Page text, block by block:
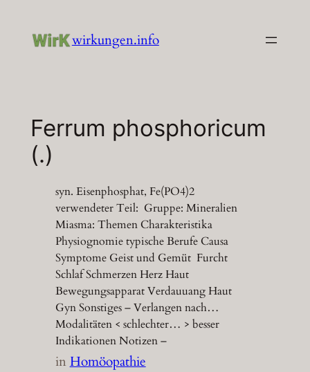
Inhalt
wirkungen.info
Ferrum phosphoricum
(.)
syn. Eisenphosphat, Fe(PO4)2
verwendeter Teil: Gruppe: Mineralien
Miasma: Themen Charakteristika
Physiognomie typische Berufe Causa
Symptome Geist und Gemüt Furcht
Schlaf Schmerzen Herz Haut
Bewegungsapparat Verdauuang Haut
Gyn Sonstiges – Verlangen nach…
Modalitäten < schlechter… > besser
Indikationen Notizen –
inHomöopathie